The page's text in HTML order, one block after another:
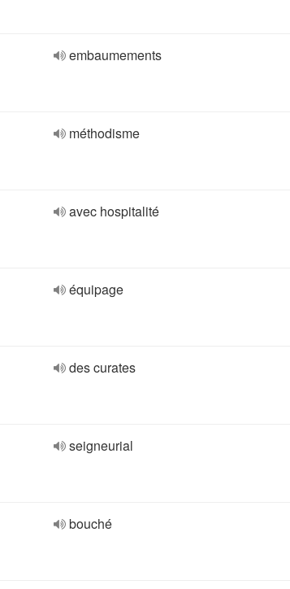
embaumements
méthodisme
avec hospitalité
équipage
des curates
seigneurial
bouché